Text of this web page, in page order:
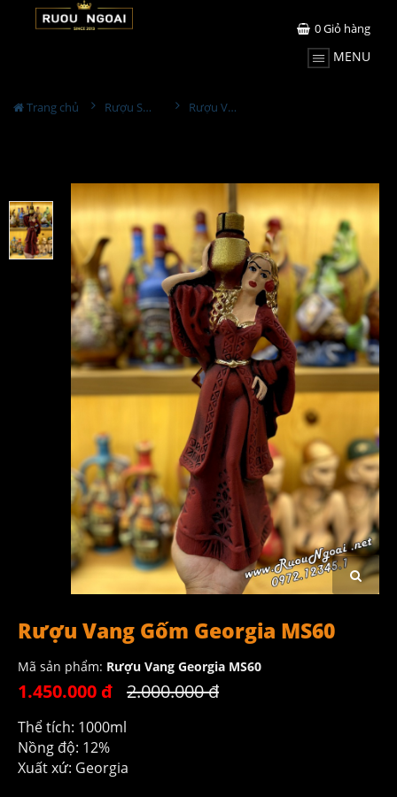
0Giỏ hàng
MENU
Trang chủ Rượu Sưu Tầm - Nga Rượu Vang Gốm Georgia MS60
Rượu Vang Gốm Georgia MS60
Mã sản phẩm: Rượu Vang Georgia MS60
1.450.000 đ 2.000.000 đ
Thể tích: 1000ml
Nồng độ: 12%
Xuất xứ: Georgia